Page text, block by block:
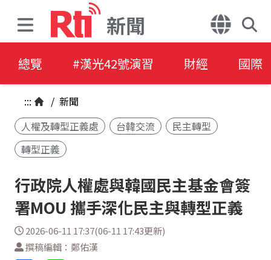
新聞
總覽 #漢光42號演習 財經 國際
::: / 新聞
人權及轉型正義處
台韓交流
民主轉型
轉型正義
行政院人權處與韓國民主基金會簽
署MOU 攜手深化民主與轉型正義
2026-06-11 17:37(06-11 17:43更新)
撰稿編輯：鄭佑漢